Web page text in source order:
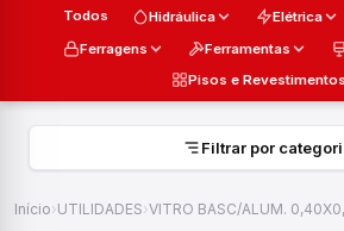
Todos Hidráulica Elétrica
Ferragens
Ferramentas
Pisos e Revestimentos
Filtrar por
Início›UTILIDADES›VITRO BASC/ALUM.